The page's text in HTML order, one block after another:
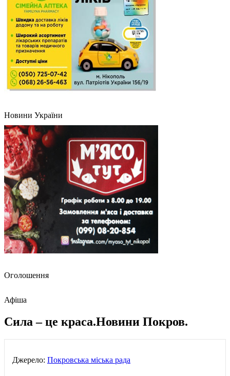
Новини України
Оголошення
Афіша
Сила – це краса.Новини Покров.
Джерело: Покровська міська рада